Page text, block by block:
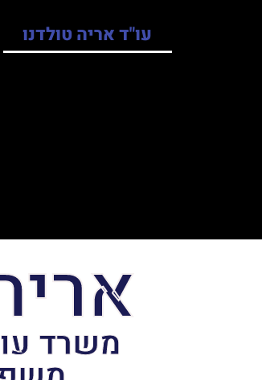
עו"ד אריה טולדנו
משרד